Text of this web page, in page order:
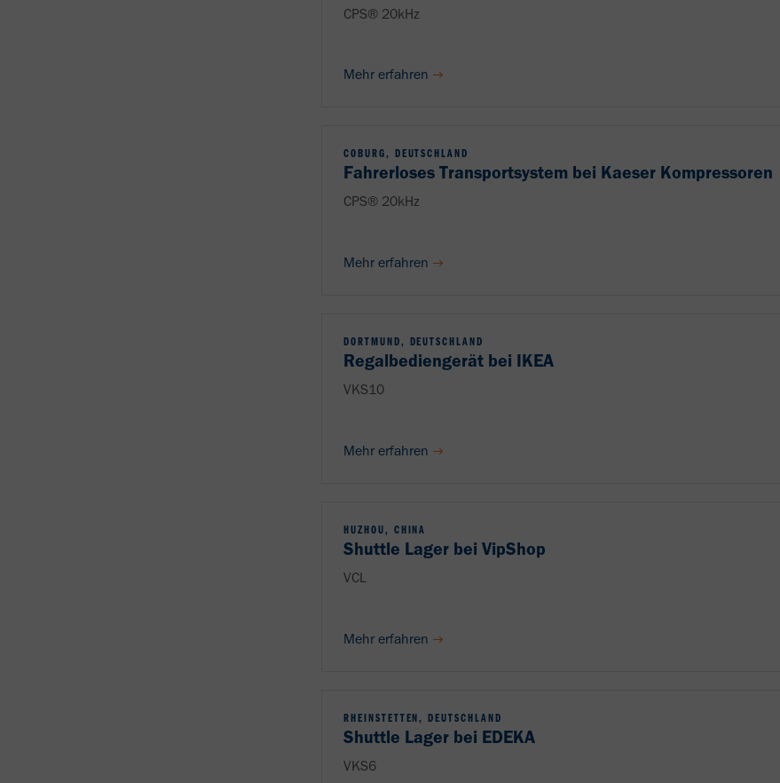
CPS® 20kHz
Mehr erfahren
COBURG, DEUTSCHLAND
Fahrerloses Transportsystem bei Kaeser Kompressoren
CPS® 20kHz
Mehr erfahren
DORTMUND, DEUTSCHLAND
Regalbediengerät bei IKEA
VKS10
Mehr erfahren
HUZHOU, CHINA
Shuttle Lager bei VipShop
VCL
Mehr erfahren
RHEINSTETTEN, DEUTSCHLAND
Shuttle Lager bei EDEKA
VKS6